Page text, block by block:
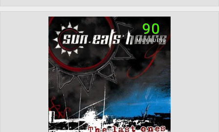
90
MUY BUENO